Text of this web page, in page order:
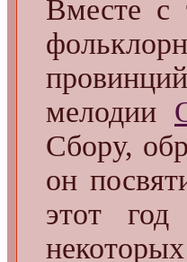
Вместе с
мелодии
Сбору,
он
этот